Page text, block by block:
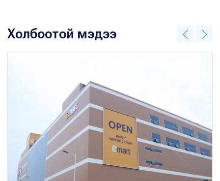
Холбоотой мэдээ